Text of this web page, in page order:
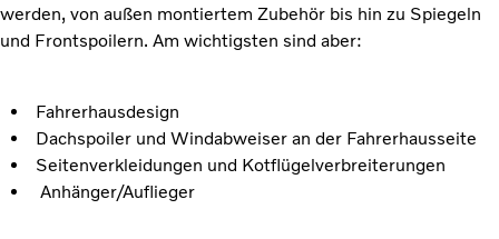
werden, von außen montiertem Zubehör bis hin zu Spiegeln
und Frontspoilern. Am wichtigsten sind aber:
Fahrerhausdesign
Dachspoiler und Windabweiser an der Fahrerhausseite
Seitenverkleidungen und Kotflügelverbreiterungen
Anhänger/Auflieger